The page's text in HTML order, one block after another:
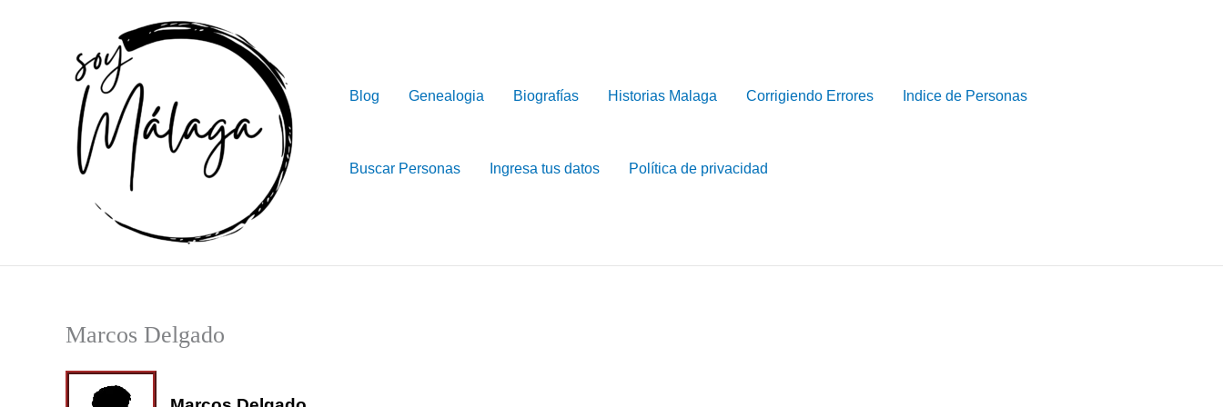
Blog Genealogia Biografías Historias Malaga Corrigiendo Errores Indice de Personas
Buscar Personas Ingresa tus datos Política de privacidad
Marcos Delgado